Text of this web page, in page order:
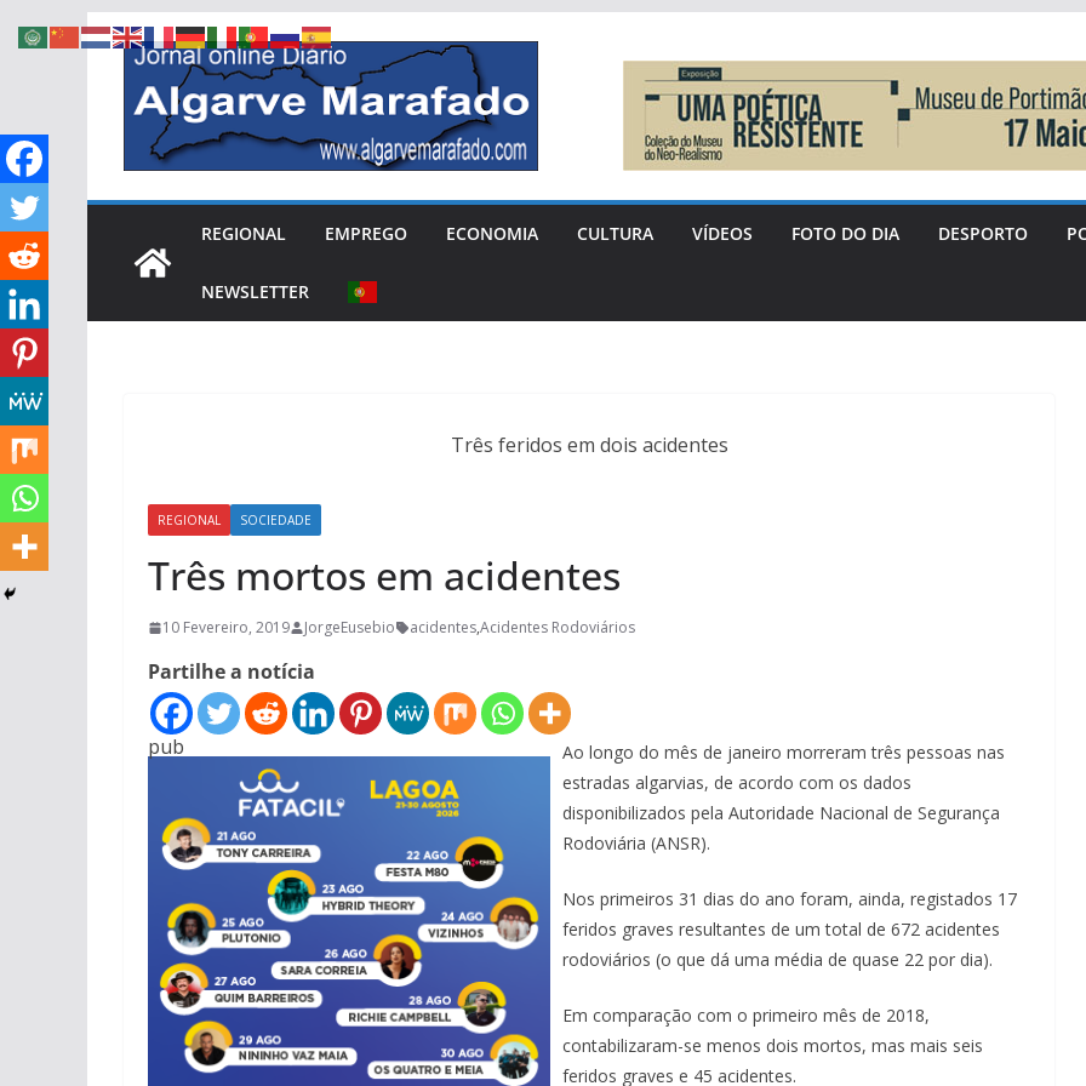
Skip
content
REGIONAL EMPREGO ECONOMIA CULTURA VÍDEOS FOTO DO DIA DESPORTO
NEWSLETTER
Três feridos em dois acidentes
REGIONAL SOCIEDADE
Três mortos em acidentes
10 Fevereiro, 2019 JorgeEusebio acidentes,Acidentes Rodoviários
Partilhe a notícia
pub
Ao longo do mês de janeiro morreram três pessoas nas
estradas algarvias, de acordo com os dados
disponibilizados pela Autoridade Nacional de Segurança
Rodoviária (ANSR).
Nos primeiros 31 dias do ano foram, ainda, registados 17
feridos graves resultantes de um total de 672 acidentes
rodoviários (o que dá uma média de quase 22 por dia).
Em comparação com o primeiro mês de 2018,
contabilizaram-se menos dois mortos, mas mais seis
feridos graves e 45 acidentes.